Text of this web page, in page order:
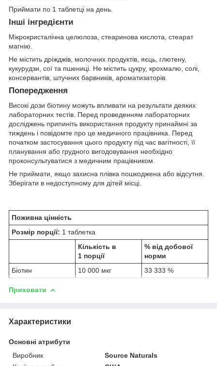
Приймати по 1 таблетці на день.
Інші інгредієнти
Мікрокристалічна целюлоза, стеаринова кислота, стеарат
магнію.
Не містить дріжджів, молочних продуктів, яєць, глютену,
кукурудзи, сої та пшениці. Не містить цукру, крохмалю, солі,
консервантів, штучних барвників, ароматизаторів.
Попередження
Високі дози біотину можуть впливати на результати деяких
лабораторних тестів. Перед проведенням лабораторних
досліджень припиніть використання продукту принаймні за
тиждень і повідомте про це медичного працівника. Перед
початком застосування цього продукту під час вагітності, її
планування або грудного вигодовування необхідно
проконсультуватися з медичним працівником.
Не приймати, якщо захисна плівка пошкоджена або відсутня.
Зберігати в недоступному для дітей місці.
Поживна цінність
Розмір порції: 1 таблетка
Кількість в
1 порції
% від добової
норми
Біотин
10 000 мкг 33 333 %
Приховати
Характеристики
Основні атрибути
Виробник
Source Naturals